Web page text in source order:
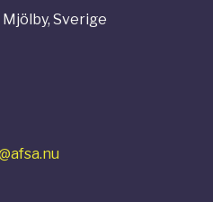
Sverige